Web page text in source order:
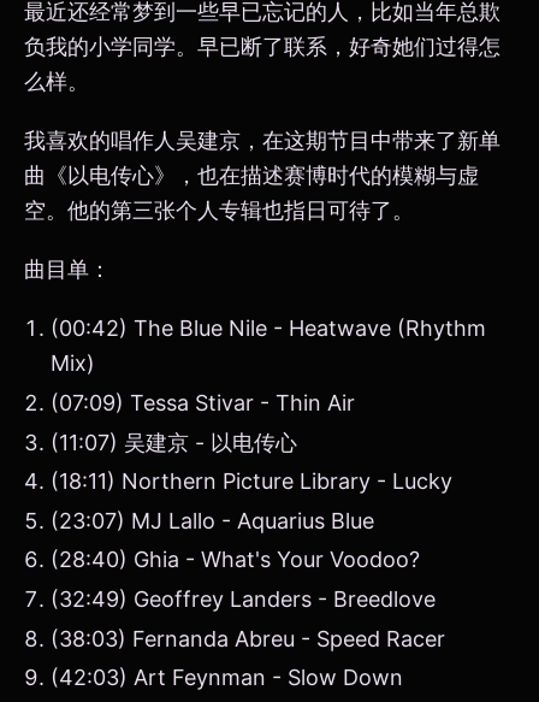
最近还经常梦到一些早已忘记的人，比如当年总欺
负我的小学同学。早已断了联系，好奇她们过得怎
么样。
我喜欢的唱作人吴建京，在这期节目中带来了新单
曲《以电传心》，也在描述赛博时代的模糊与虚
空。他的第三张个人专辑也指日可待了。
曲目单：
(00:42) The Blue Nile - Heatwave (Rhythm
Mix)
(07:09) Tessa Stivar - Thin Air
(11:07) 吴建京 - 以电传心
(18:11) Northern Picture Library - Lucky
(23:07) MJ Lallo - Aquarius Blue
(28:40) Ghia - What's Your Voodoo?
(32:49) Geoffrey Landers - Breedlove
(38:03) Fernanda Abreu - Speed Racer
(42:03) Art Feynman - Slow Down